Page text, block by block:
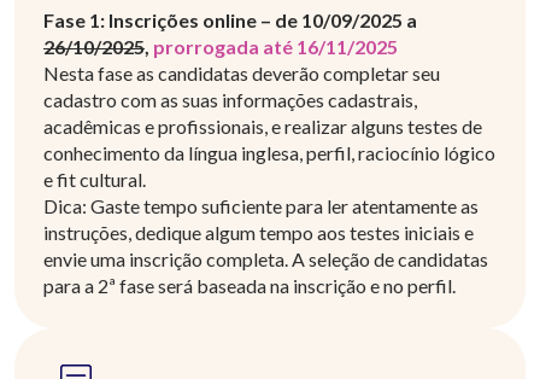
Fase 1: Inscrições online – de 10/09/2025 a
26/10/2025, prorrogada até 16/11/2025
Nesta fase as candidatas deverão completar seu
cadastro com as suas informações cadastrais,
acadêmicas e profissionais, e realizar alguns testes de
conhecimento da língua inglesa, perfil, raciocínio lógico
e fit cultural.
Dica: Gaste tempo suficiente para ler atentamente as
instruções, dedique algum tempo aos testes iniciais e
envie uma inscrição completa. A seleção de candidatas
para a 2ª fase será baseada na inscrição e no perfil.